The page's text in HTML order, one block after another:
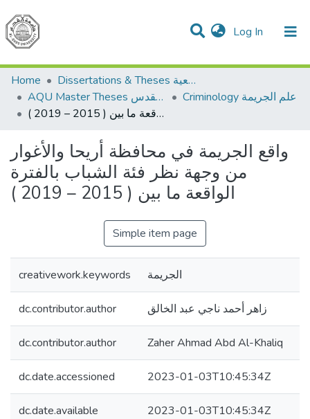
Log In (current)
Communities & Collections
All of DSpace
Home
Dissertations & Theses الرسائل الجامعية
AQU Master Theses الرسائل الجامعية الخاصة بجامعة القدس
Criminology علم الجريمة
واقع الجريمة في محافظة أريحا والأغوار من وجهة نظر فئة الشباب بالفترة الواقعة ما بين ( 2015 – 2019 )
واقع الجريمة في محافظة أريحا والأغوار
من وجهة نظر فئة الشباب بالفترة
الواقعة ما بين ( 2015 – 2019 )
Simple item page
creativework.keywords الجريمة
dc.contributor.author زاهر أحمد ناجي عبد الخالق
dc.contributor.author Zaher Ahmad Abd Al-Khaliq
dc.date.accessioned 2023-01-03T10:45:34Z
dc.date.available 2023-01-03T10:45:34Z